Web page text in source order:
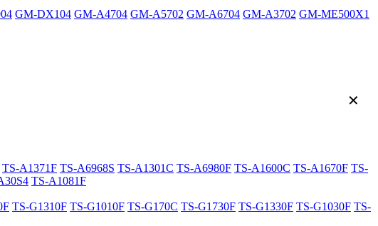
GM-DX104 GM-A4704 GM-A5702 GM-A6704 GM-A3702 GM-ME500X1
TS-A1371F TS-A6968S TS-A1301C TS-A6980F TS-A1600C TS-A1670F TS-
TS-A1081F
TS-G1310F TS-G1010F TS-G170C TS-G1730F TS-G1330F TS-G1030F TS-
✕